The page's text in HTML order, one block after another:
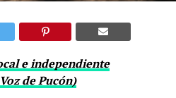
e independiente
de Pucón)